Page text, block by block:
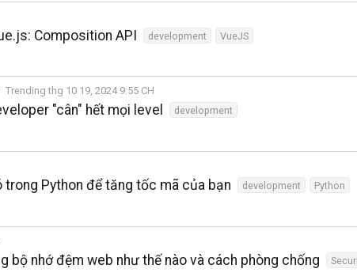
Composition API development VueJS
Trending thg 10 19, 2024 9:55 CH
"cân" hết mọi level development
Python để tăng tốc mã của bạn development Python
bộ nhớ đệm web như thế nào và cách phòng chống